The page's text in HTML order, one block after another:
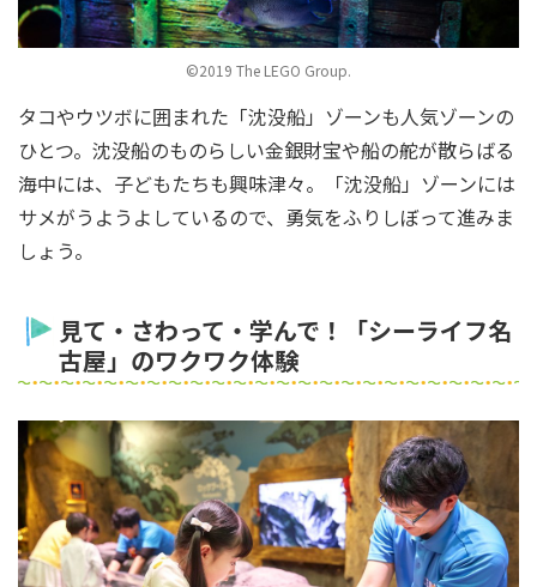
©2019 The LEGO Group.
タコやウツボに囲まれた「沈没船」ゾーンも人気ゾーンの
ひとつ。沈没船のものらしい金銀財宝や船の舵が散らばる
海中には、子どもたちも興味津々。「沈没船」ゾーンには
サメがうようよしているので、勇気をふりしぼって進みま
しょう。
見て・さわって・学んで！「シーライフ名
古屋」のワクワク体験